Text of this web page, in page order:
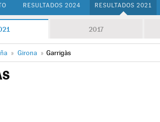
RESULTADOS 2024 RESULTADOS 2021
2017
» Girona » Garrigàs